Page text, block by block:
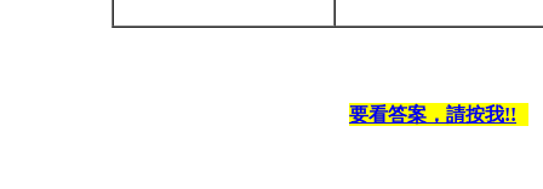
要看答案，請按我!!